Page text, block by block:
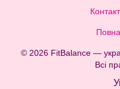
© 2026 FitBalance —
Всі